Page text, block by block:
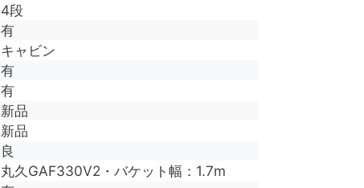
4段
有
キャビン
有
有
新品
新品
良
丸久GAF330V2・バケット幅：1.7m